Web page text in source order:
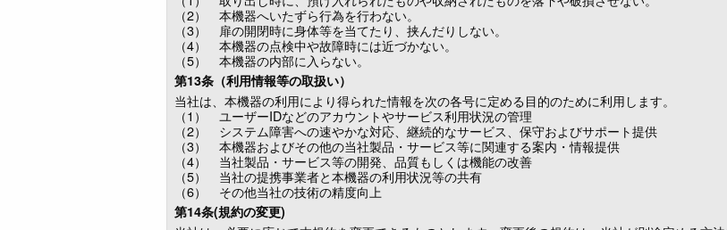
（2） 本機器へいたずら行為を行わない。
（3） 扉の開閉時に身体等を当てたり、挟んだりしない。
（4） 本機器の点検中や故障時には近づかない。
（5） 本機器の内部に入らない。
第13条（利用情報等の取扱い）
当社は、本機器の利用により得られた情報を次の各号に定める目的のために利用します。
（1） ユーザーIDなどのアカウントやサービス利用状況の管理
（2） システム障害への速やかな対応、継続的なサービス、保守およびサポート提供
（3） 本機器およびその他の当社製品・サービス等に関連する案内・情報提供
（4） 当社製品・サービス等の開発、品質もしくは機能の改善
（5） 当社の提携事業者と本機器の利用状況等の共有
（6） その他当社の技術の精度向上
第14条(規約の変更)